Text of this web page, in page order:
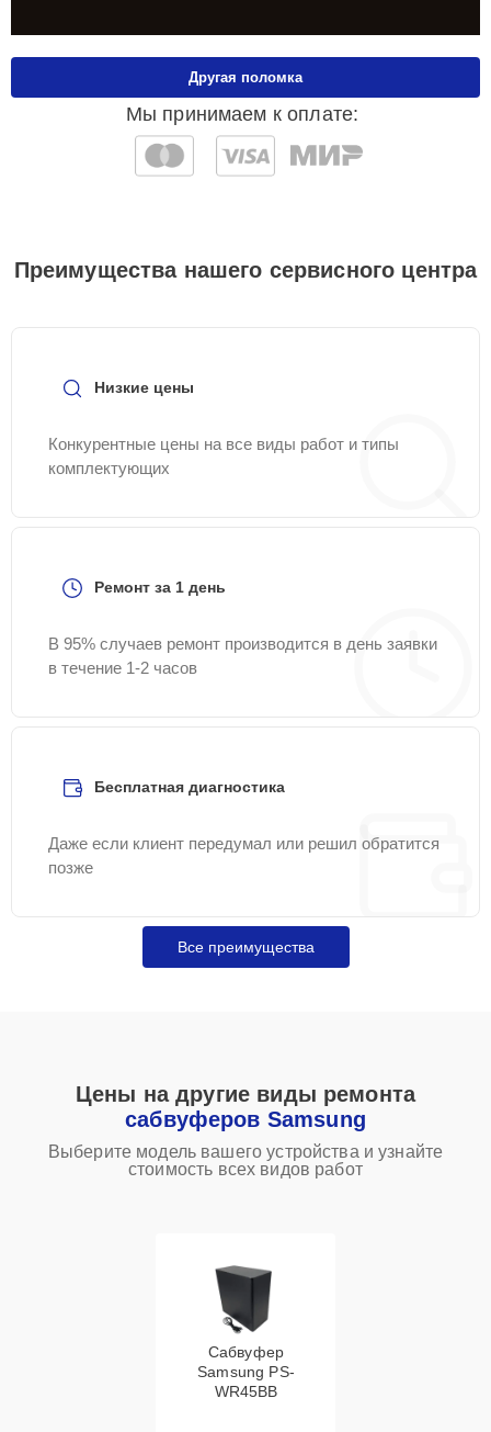
Мы принимаем к оплате:
Другая поломка
Преимущества нашего сервисного центра
Низкие цены
Конкурентные цены на все виды работ и типы
комплектующих
Ремонт за 1 день
В 95% случаев ремонт производится в день заявки
в течение 1-2 часов
Бесплатная диагностика
Даже если клиент передумал или решил обратится
позже
Все преимущества
Цены на другие виды ремонта
сабвуферов Samsung
Выберите модель вашего устройства и узнайте
стоимость всех видов работ
Сабвуфер
Samsung PS-
WR45BB